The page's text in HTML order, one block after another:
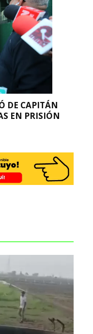
DE CAPITÁN
EN PRISIÓN